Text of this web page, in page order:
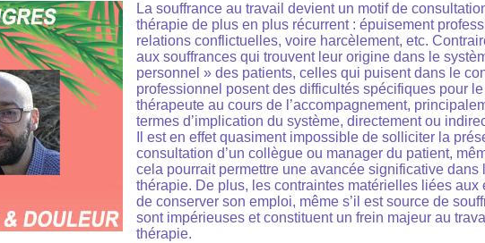
La souffrance au travail devient un motif de
thérapie de plus en plus récurrent : épuisement
relations conflictuelles, voire harcèlement, etc.
aux souffrances qui trouvent leur origine dans le
personnel » des patients, celles qui puisent dans le
professionnel posent des difficultés spécifiques pour le
thérapeute au cours de l’accompagnement,
termes d’implication du système, directement ou
Il est en effet quasiment impossible de solliciter la
consultation d’un collègue ou manager du patient,
cela pourrait permettre une avancée significative dans
thérapie. De plus, les contraintes matérielles liées aux
de conserver son emploi, même s’il est source de
sont impérieuses et constituent un frein majeur au
thérapie.